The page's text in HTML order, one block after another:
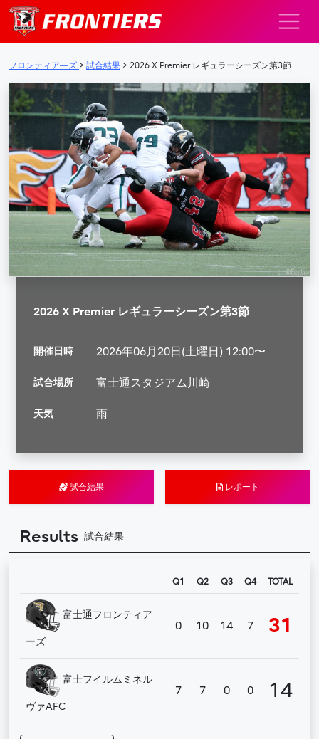
メインナビゲーション
フロンティア―ズ > 試合結果 > 2026 X Premier レギュラーシーズン第3節
2026 X Premier レギュラーシーズン第3節
開催日時 2026年06月20日(土曜日) 12:00〜
試合場所 富士通スタジアム川崎
天気 雨
試合結果 レポート
Results 試合結果
Q1 Q2 Q3 Q4 TOTAL
富士通フロンティア
ーズ
0 10 14 7 31
富士フイルムミネル
ヴァAFC
7 7 0 0 14